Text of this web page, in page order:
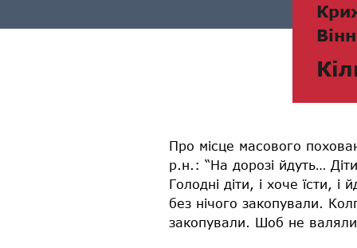
Про місце масового
р.н.: “На дорозі йдуть…
Голодні діти, і хоче їсти,
без нічого закопували.
закопували. Шоб не